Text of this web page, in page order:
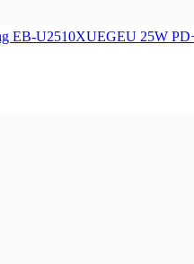
EB-U2510XUEGEU 25W